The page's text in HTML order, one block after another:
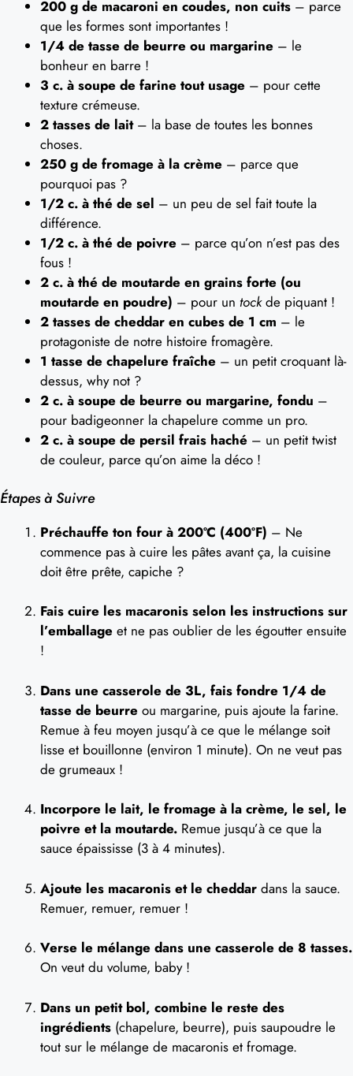
200 g de macaroni en coudes, non cuits – parce
que les formes sont importantes !
1/4 de tasse de beurre ou margarine – le
bonheur en barre !
3 c. à soupe de farine tout usage – pour cette
texture crémeuse.
2 tasses de lait– la base de toutes les bonnes
choses.
250 g de fromage à la crème – parce que
pourquoi pas ?
1/2 c. à thé de sel – un peu de sel fait toute la
différence.
1/2 c. à thé de poivre – parce qu’on n’est pas des
fous !
2 c. à thé de moutarde en grains forte (ou
moutarde en poudre) – pour un tockde piquant !
2 tasses de cheddar en cubes de 1 cm – le
protagoniste de notre histoire fromagère.
1 tasse de chapelure fraîche – un petit croquant là-
dessus, why not ?
2 c. à soupe de beurre ou margarine, fondu –
pour badigeonner la chapelure comme un pro.
2 c. à soupe de persil frais haché – un petit twist
de couleur, parce qu’on aime la déco !
Étapes à Suivre
Préchauffe ton four à 200ºC (400ºF) – Ne
commence pas à cuire les pâtes avant ça, la cuisine
doit être prête, capiche ?
Fais cuire les macaronis selon les instructions sur
l’emballage et ne pas oublier de les égoutter ensuite
!
Dans une casserole de 3L, fais fondre 1/4 de
tasse de beurre ou margarine, puis ajoute la farine.
Remue à feu moyen jusqu’à ce que le mélange soit
lisse et bouillonne (environ 1 minute). On ne veut pas
de grumeaux !
Incorpore le lait, le fromage à la crème, le sel, le
poivre et la moutarde. Remue jusqu’à ce que la
sauce épaississe (3 à 4 minutes).
Ajoute les macaronis et le cheddar dans la sauce.
Remuer, remuer, remuer !
Verse le mélange dans une casserole de 8 tasses.
On veut du volume, baby !
Dans un petit bol, combine le reste des
ingrédients (chapelure, beurre), puis saupoudre le
tout sur le mélange de macaronis et fromage.